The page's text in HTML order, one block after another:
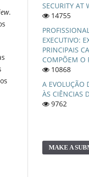
.
SECURITY AT
14755
EXECUTIVO:
PRINCIPAIS
COMPÕEM O
10868
A EVOLUÇÃO
ÀS CIÊNCIAS
9762
MAKE A